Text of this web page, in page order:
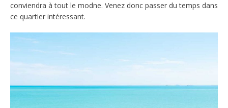
conviendra à tout le modne. Venez donc passer du temps dans
ce quartier intéressant.